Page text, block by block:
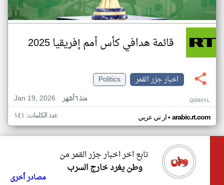
قائمة هدافي كأس أمم إفريقيا 2025
اخبار جزر القمر
Politics
Jan 19, 2026
منذ ٦ أشهر QG60YL
ار تي عربي• arabic.rt.com عدد الكلمات: ١٤١
تابع اخر اخبار جزر القمر من
وطن يغرد خارج السرب
مصادر أخرى